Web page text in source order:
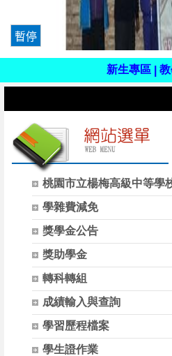
新生專區 教
桃園市立楊梅高級中等學
學雜費減免
獎學金公告
獎助學金
轉科轉組
成績輸入與查詢
學習歷程檔案
學生證作業